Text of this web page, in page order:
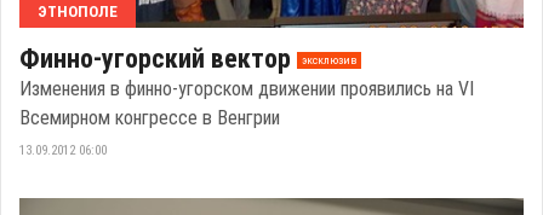
ЭТНОПОЛЕ
Финно-угорский вектор эксклюзив
Изменения в финно-угорском движении проявились на VI
Всемирном конгрессе в Венгрии
13.09.2012 06:00